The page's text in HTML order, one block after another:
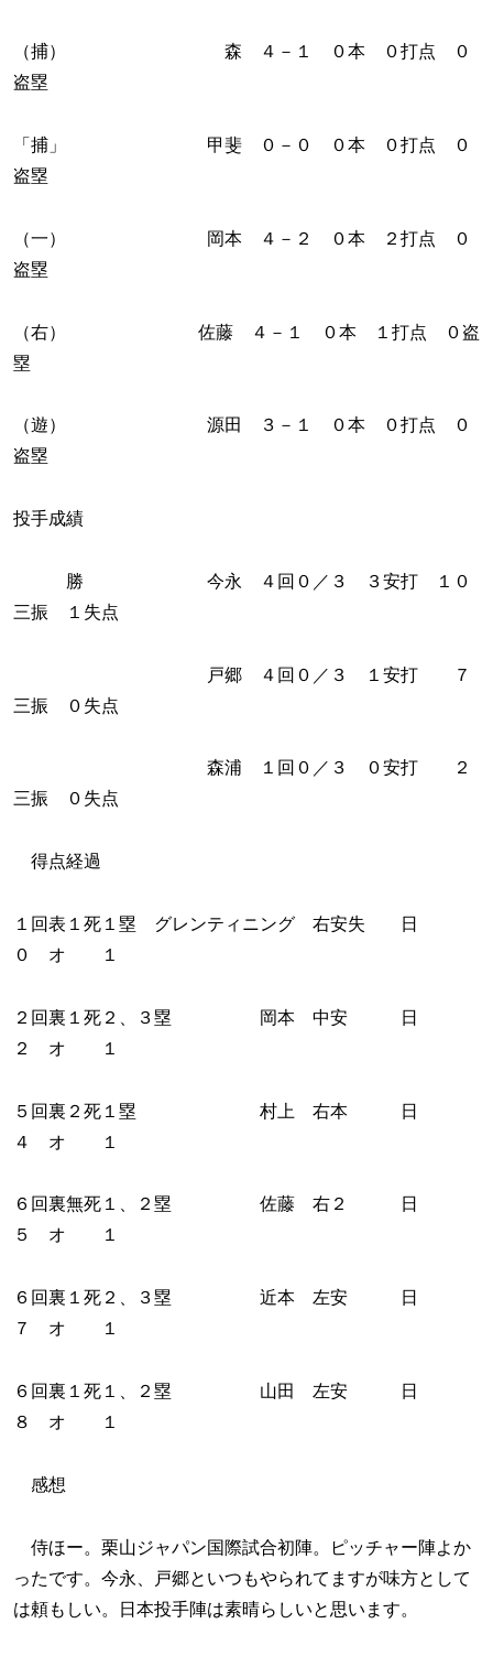
（捕） 森 ４－１ ０本 ０打点 ０
盗塁
「捕」 甲斐 ０－０ ０本 ０打点 ０
盗塁
（一） 岡本 ４－２ ０本 ２打点 ０
盗塁
（右） 佐藤 ４－１ ０本 １打点 ０盗
塁
（遊） 源田 ３－１ ０本 ０打点 ０
盗塁
投手成績
勝 今永 ４回０／３ ３安打 １０
三振 １失点
戸郷 ４回０／３ １安打 ７
三振 ０失点
森浦 １回０／３ ０安打 ２
三振 ０失点
得点経過
１回表１死１塁 グレンティニング 右安失 日
０ オ １
２回裏１死２、３塁 岡本 中安 日
２ オ １
５回裏２死１塁 村上 右本 日
４ オ １
６回裏無死１、２塁 佐藤 右２ 日
５ オ １
６回裏１死２、３塁 近本 左安 日
７ オ １
６回裏１死１、２塁 山田 左安 日
８ オ １
感想
侍ほー。栗山ジャパン国際試合初陣。ピッチャー陣よか
ったです。今永、戸郷といつもやられてますが味方として
は頼もしい。日本投手陣は素晴らしいと思います。